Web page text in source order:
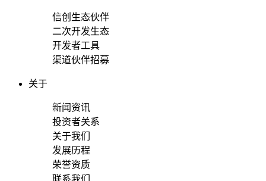
信创生态伙伴
二次开发生态
开发者工具
渠道伙伴招募
关于
新闻资讯
投资者关系
关于我们
发展历程
荣誉资质
联系我们